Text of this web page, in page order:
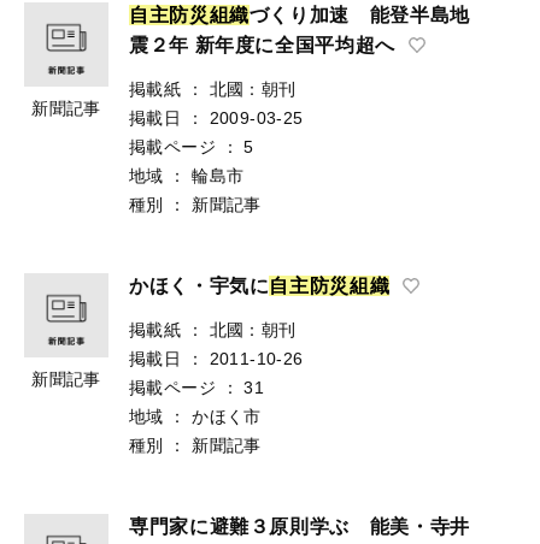
新聞記事
自 主防災組織づくり加速 能登半島地
震２年 新年度に全国平均超へ
掲載紙 ：
北國：朝刊
掲載日
：
2009-03-25
掲載ページ
：
5
地域
：
輪島市
種別
： 新聞記事
新聞記事
かほく・宇気に自 主 防災組 織
掲載紙 ：
北國：朝刊
掲載日
：
2011-10-26
掲載ページ
：
31
地域
：
かほく市
種別
： 新聞記事
専門家に避難３原則学ぶ 能美・寺井